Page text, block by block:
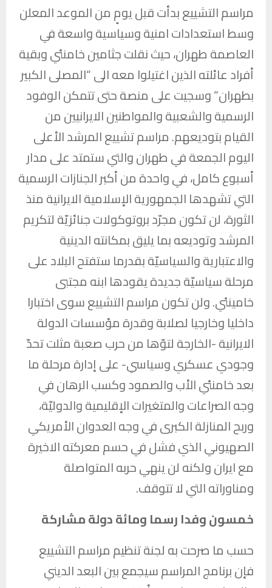
مراسم التشييع بدأت قبل يومٍ من الموعد المعلن
وسط استعدادات امنية وسياسية واسعة في
العاصمة طهران، حيث نقلت جثامين خامنئي وبقية
أفراد عائلته الذين اغتيلوا معه الى “المصلى الكبير
بطهران” وسجيت على منصة حتى تتمكن الوفود
الرسمية والشعبية والمواطنين الايرانيين من
القيام بتوديعهم. مراسم تشييع المرشد الأعلى
اليوم الجمعة في طهران والتي ستمتد على مدار
أسبوع كامل، في واحدة من أكبر الجنازات الرسمية
التي تشهدها الجمهورية الإسلامية الايرانية منذ
الثورة، لن تكون مجرّد بروتوكولات جنائزيّة لتكريم
المرشد وتوديعه بما يليق بمكانته الدينية
والاعتبارية والسياسيّة بقدرما ستفتح البلاد على
مرحلة سياسيّة جديدة يقودها ابنه مجتبى
خامينئي. ولن تكون مراسم التشييع سوى اختبارا
داخليا وخارجيا لصلابة وقدرة مؤسسات الدولة
الايرانية -الخارجة لتوّها من حرب صعبة مثلت تحدّ
وجودي عسكري وسياسي- على إدارة مرحلة ما
بعد خامنئي الأب والصمود وكسب الرهان في
وجه الصراعات والمتغيرات الإقليمية والدوليّة،
وربح المنازلة الكبرى في وجه العدوان الأمريكي
الصهيوني الذي فشل في حسم معركته الاخيرة
مع ايران ولكنه لن ينهي حربه المتواصلة
ومناوراته التي لا تتوقف.
خمسون وفدا رسما ومائة دولة مشاركة
حسب ما صرحت به لجنة تنظيم مراسم التشييع
فإن برنامج المراسم سيجمع بين البعد الديني